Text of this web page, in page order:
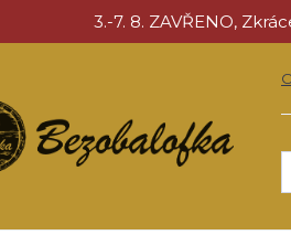
3.-7. 8. ZAVŘENO,